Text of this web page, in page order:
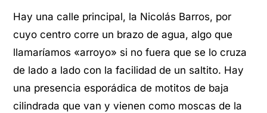
Hay una calle principal, la Nicolás Barros, por
cuyo centro corre un brazo de agua, algo que
llamaríamos «arroyo» si no fuera que se lo cruza
de lado a lado con la facilidad de un saltito. Hay
una presencia esporádica de motitos de baja
cilindrada que van y vienen como moscas de la